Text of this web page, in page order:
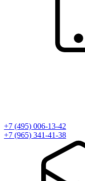
+7 (495) 006-13-42
+7 (965) 341-41-38